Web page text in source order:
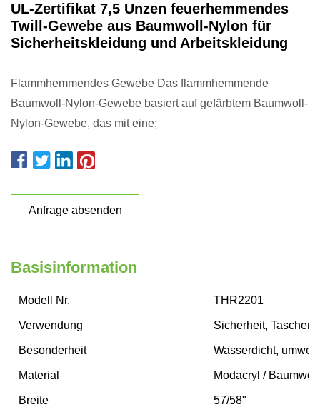
UL-Zertifikat 7,5 Unzen feuerhemmendes
Twill-Gewebe aus Baumwoll-Nylon für
Sicherheitskleidung und Arbeitskleidung
Flammhemmendes Gewebe Das flammhemmende
Baumwoll-Nylon-Gewebe basiert auf gefärbtem Baumwoll-
Nylon-Gewebe, das mit eine;
Anfrage absenden
Basisinformation
Modell Nr. THR2201
Verwendung Sicherheit,
Besonderheit Wasserdicht,
Material Modacryl /
Breite 57/58"